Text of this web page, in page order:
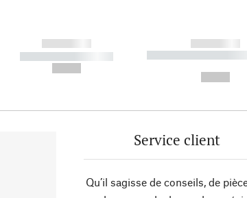
------------
----------- -----------
------------
----------- -----------
Service client
Qu’il sagisse de conseils, de